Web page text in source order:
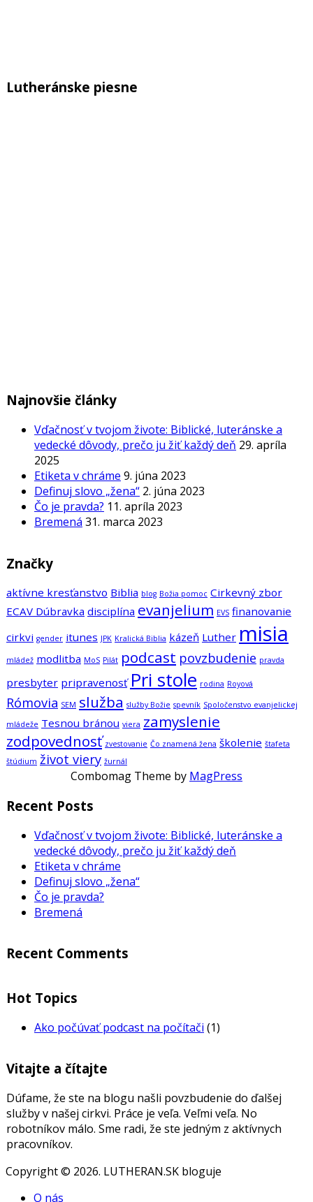
Lutheránske piesne
Najnovšie články
Vďačnosť v tvojom živote: Biblické, luteránske a
vedecké dôvody, prečo ju žiť každý deň 29. apríla
2025
Etiketa v chráme 9. júna 2023
Definuj slovo „žena“ 2. júna 2023
Čo je pravda? 11. apríla 2023
Bremená 31. marca 2023
Značky
aktívne kresťanstvo Biblia blog Božia pomoc Cirkevný zbor
ECAV Dúbravka disciplína evanjelium EVS finanovanie
cirkvi gender itunes JPK Kralická Biblia kázeň Luther misia
mládež modlitba MoS Pilát podcast povzbudenie pravda
presbyter pripravenosť Pri stole rodina Royová
Rómovia SEM služba služby Božie spevník Spoločenstvo evanjelickej
mládeže Tesnou bránou viera zamyslenie
zodpovednosť zvestovanie Čo znamená žena školenie štafeta
štúdium život viery žurnál
Combomag Theme by MagPress
Recent Posts
Vďačnosť v tvojom živote: Biblické, luteránske a
vedecké dôvody, prečo ju žiť každý deň
Etiketa v chráme
Definuj slovo „žena“
Čo je pravda?
Bremená
Recent Comments
Hot Topics
Ako počúvať podcast na počítači (1)
Vitajte a čítajte
Dúfame, že ste na blogu našli povzbudenie do ďalšej
služby v našej cirkvi. Práce je veľa. Veľmi veľa. No
robotníkov málo. Sme radi, že ste jedným z aktívnych
pracovníkov.
Copyright © 2026. LUTHERAN.SK bloguje
O nás